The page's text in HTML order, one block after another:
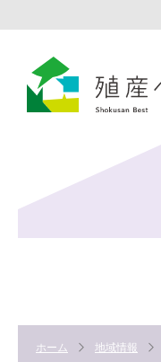
ホーム 地域情報